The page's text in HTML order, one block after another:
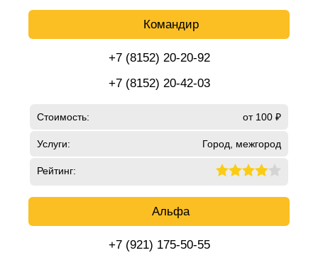
Командир
+7 (8152) 20-20-92
+7 (8152) 20-42-03
Стоимость: от 100 ₽
Услуги: Город, межгород
Рейтинг:
Альфа
+7 (921) 175-50-55